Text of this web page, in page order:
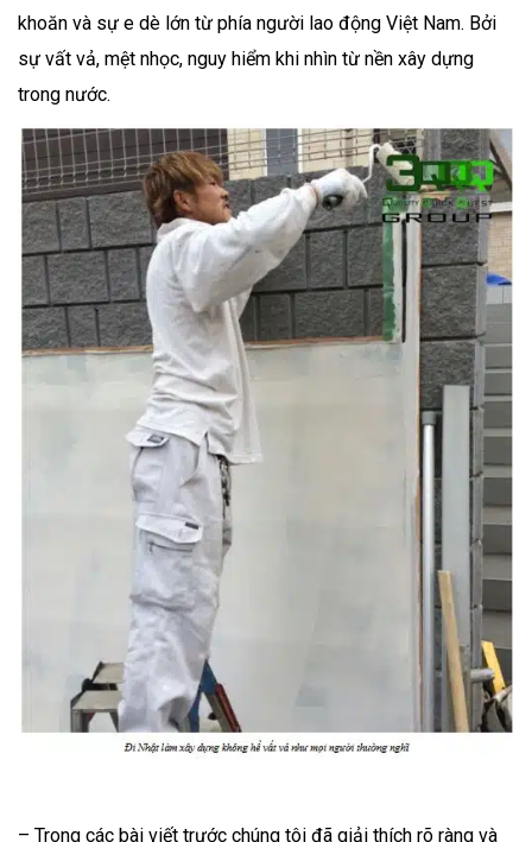
khoăn và sự e dè lớn từ phía người lao động Việt Nam. Bởi
sự vất vả, mệt nhọc, nguy hiểm khi nhìn từ nền xây dựng
trong nước.
– Trong các bài viết trước chúng tôi đã giải thích rõ ràng và